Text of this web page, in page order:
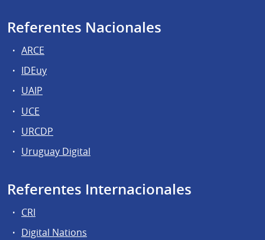
Referentes Nacionales
ARCE
IDEuy
UAIP
UCE
URCDP
Uruguay Digital
Referentes Internacionales
CRI
Digital Nations